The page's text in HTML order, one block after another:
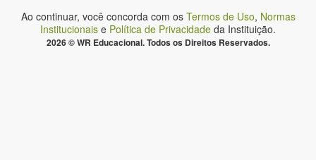
Ao continuar, você concorda com os Termos de Uso, Normas
Institucionais e Política de Privacidade da Instituição.
2026 © WR Educacional. Todos os Direitos Reservados.